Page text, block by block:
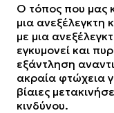
Ο τόπος που μας
μια ανεξέλεγκτη
με μια
εγκυμονεί και
εξάντληση
ακραία φτώχεια
βίαιες
κινδύνου.